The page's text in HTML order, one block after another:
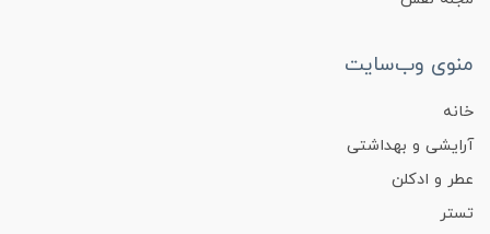
منوی وب‌سایت
خانه
آرایشی و بهداشتی
عطر و ادکلن
تستر